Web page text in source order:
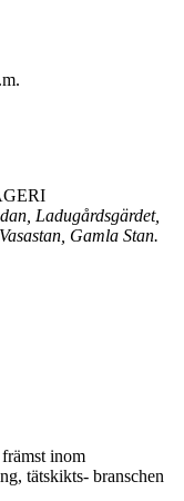
Ladugårdsgärdet,
Gamla Stan.
inom
tätskikts- branschen